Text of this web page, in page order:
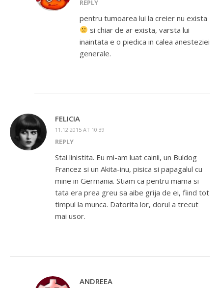
REPLY
pentru tumoarea lui la creier nu exista
si chiar de ar exista, varsta lui
inaintata e o piedica in calea anesteziei
generale.
FELICIA
11.12.2015 AT 10:39
REPLY
Stai linistita. Eu mi-am luat cainii, un Buldog
Francez si un Akita-inu, pisica si papagalul cu
mine in Germania. Stiam ca pentru mama si
tata era prea greu sa aibe grija de ei, fiind tot
timpul la munca. Datorita lor, dorul a trecut
mai usor.
ANDREEA